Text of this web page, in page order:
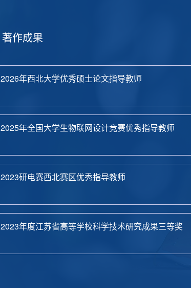
著作成果
2026年西北大学优秀硕士论文指导教师
2025年全国大学生物联网设计竞赛优秀指导教师
2023研电赛西北赛区优秀指导教师
2023年度江苏省高等学校科学技术研究成果三等奖